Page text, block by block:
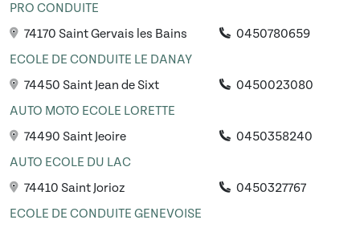
PRO CONDUITE
74170 Saint Gervais les Bains
0450780659
ECOLE DE CONDUITE LE DANAY
74450 Saint Jean de Sixt
0450023080
AUTO MOTO ECOLE LORETTE
74490 Saint Jeoire
0450358240
AUTO ECOLE DU LAC
74410 Saint Jorioz
0450327767
ECOLE DE CONDUITE GENEVOISE